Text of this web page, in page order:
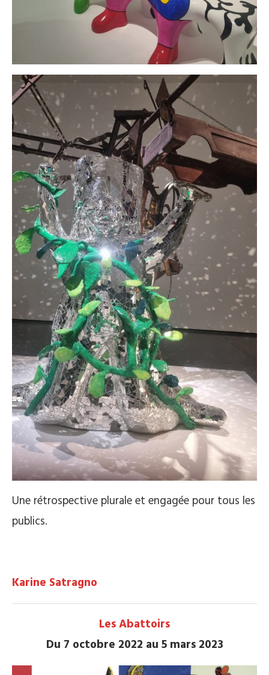
Une rétrospective plurale et engagée pour tous les
publics.
Karine Satragno
Les Abattoirs
Du 7 octobre 2022 au 5 mars 2023